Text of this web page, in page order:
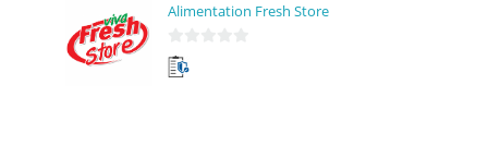
r
Alimentation Fresh Store
0
s